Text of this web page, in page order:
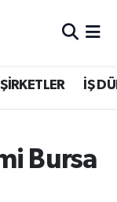
ŞİRKETLER İŞ
Bursa